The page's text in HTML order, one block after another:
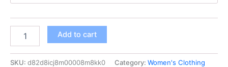
نسائية
من
Add to cart
SKU: d82d8icj8m00008m8kk0 Category: Women's Clothing